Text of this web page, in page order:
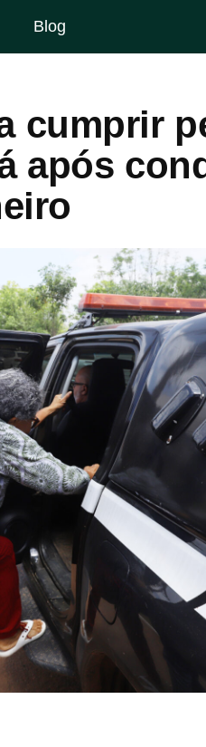
Blog
cumprir
após